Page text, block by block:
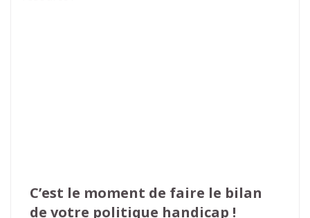
C’est le moment de faire le bilan
de votre politique handicap !